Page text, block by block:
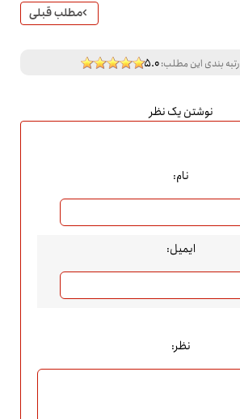
مطلب قبلی
رتبه بندی این مطلب:5.0
نوشتن یک نظر
نام:
ایمیل:
نظر: